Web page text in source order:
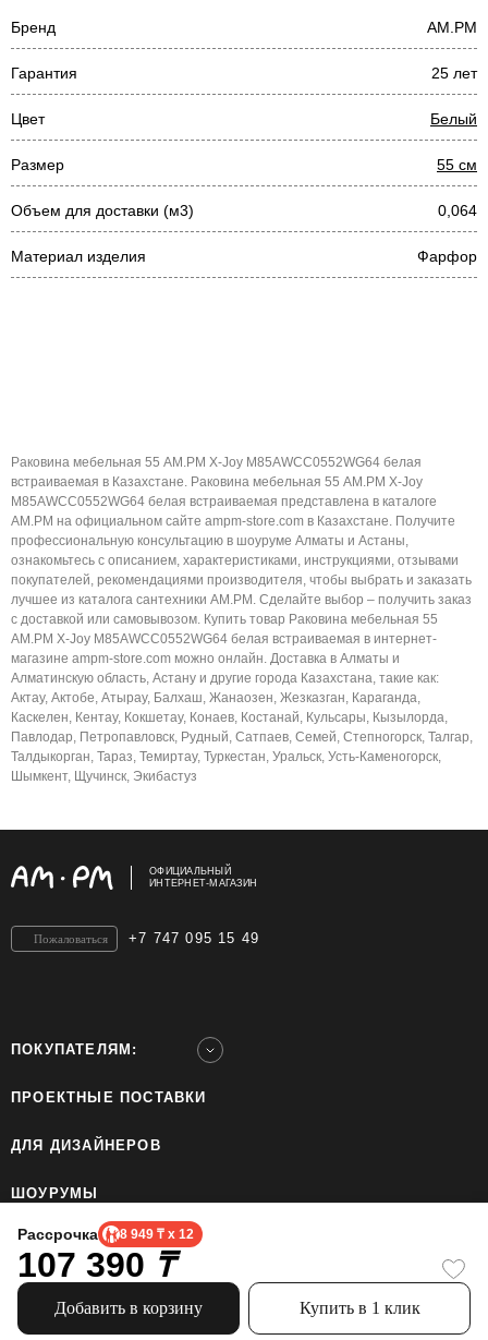
Бренд AM.PM
Гарантия 25 лет
Цвет Белый
Размер 55 см
Объем для доставки (м3) 0,064
Материал изделия Фарфор
Рассрочка 8 949 ₸ x 12
107 390 ₸
Добавить в корзину Купить в 1 клик
Раковина мебельная 55 AM.PM X-Joy M85AWCC0552WG64 белая
встраиваемая в Казахстане. Раковина мебельная 55 AM.PM X-Joy
M85AWCC0552WG64 белая встраиваемая представлена в каталоге
AM.PM на официальном сайте ampm-store.com в Казахстане. Получите
профессиональную консультацию в шоуруме Алматы и Астаны,
ознакомьтесь с описанием, характеристиками, инструкциями, отзывами
покупателей, рекомендациями производителя, чтобы выбрать и заказать
лучшее из каталога сантехники AM.PM. Сделайте выбор – получить заказ
с доставкой или самовывозом. Купить товар Раковина мебельная 55
AM.PM X-Joy M85AWCC0552WG64 белая встраиваемая в интернет-
магазине ampm-store.com можно онлайн. Доставка в Алматы и
Алматинскую область, Астану и другие города Казахстана, такие как:
Актау, Актобе, Атырау, Балхаш, Жанаозен, Жезказган, Караганда,
Каскелен, Кентау, Кокшетау, Конаев, Костанай, Кульсары, Кызылорда,
Павлодар, Петропавловск, Рудный, Сатпаев, Семей, Степногорск, Талгар,
Талдыкорган, Тараз, Темиртау, Туркестан, Уральск, Усть-Каменогорск,
Шымкент, Щучинск, Экибастуз
ОФИЦИАЛЬНЫЙ
ИНТЕРНЕТ-МАГАЗИН
+7 747 095 15 49
Пожаловаться
ПОКУПАТЕЛЯМ:
ПРОЕКТНЫЕ ПОСТАВКИ
ДЛЯ ДИЗАЙНЕРОВ
ШОУРУМЫ
ТОО «Home Ecology Center (Хоум Иколэджи Сэнтэ)», БИН: 190640023562. Все права
Политика конфиденциальности.
Официальный сайт бренда AM.PM использует cookie, чтобы сделать пользование
сайтом проще. Узнайте больше про использование cookie.
Информация, представленная на сайте, не является публичной офертой.